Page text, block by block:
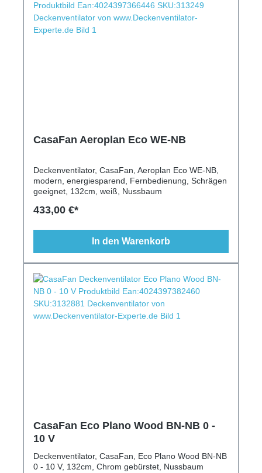
CasaFan Aeroplan Eco WE-NB
Deckenventilator, CasaFan, Aeroplan Eco WE-NB,
modern, energiesparend, Fernbedienung, Schrägen
geeignet, 132cm, weiß, Nussbaum
433,00 €*
In den Warenkorb
CasaFan Eco Plano Wood BN-NB 0 -
10 V
Deckenventilator, CasaFan, Eco Plano Wood BN-NB
0 - 10 V, 132cm, Chrom gebürstet, Nussbaum